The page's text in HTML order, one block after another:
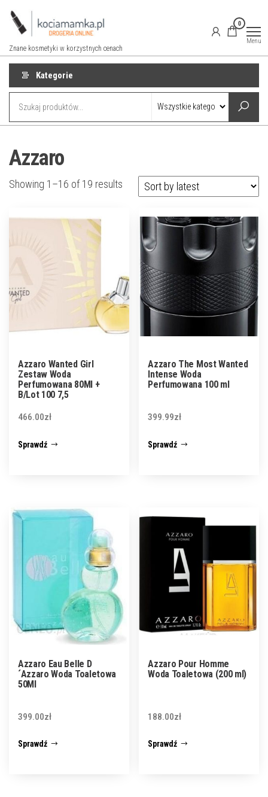
Przejdź
Znane kosmetyki w korzystnych cenach
0
Menu
Kategorie
Azzaro
Showing 1–16 of 19 results
Azzaro Wanted Girl
Zestaw Woda
Perfumowana 80Ml +
B/Lot 100 7,5
466.00zł
Sprawdź
Azzaro The Most Wanted
Intense Woda
Perfumowana 100 ml
399.99zł
Sprawdź
Azzaro Eau Belle D
´Azzaro Woda Toaletowa
50Ml
399.00zł
Sprawdź
Azzaro Pour Homme
Woda Toaletowa (200 ml)
188.00zł
Sprawdź